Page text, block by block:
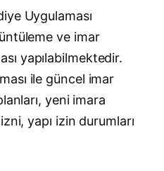
Uygulaması
ve imar
yapılabilmektedir.
ile güncel imar
yeni imara
yapı izin durumları